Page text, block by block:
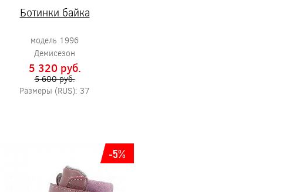
Ботинки байка
модель 1996
Демисезон
5 320 pуб.
5 600 pуб.
Размеры (RUS): 37
-5%